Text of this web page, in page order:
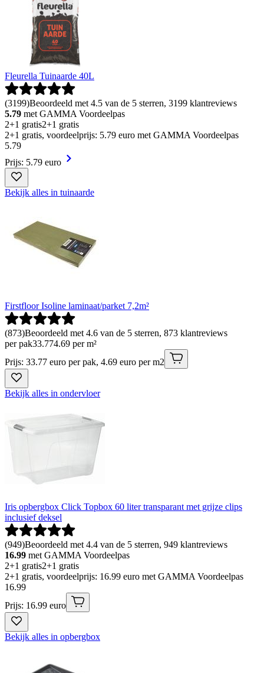
Fleurella Tuinaarde 40L
(3199)Beoordeeld met 4.5 van de 5 sterren, 3199 klantreviews
5.79 met GAMMA Voordeelpas
2+1 gratis2+1 gratis
2+1 gratis, voordeelprijs: 5.79 euro met GAMMA Voordeelpas
5.79
Prijs: 5.79 euro
Bekijk alles in tuinaarde
Firstfloor Isoline laminaat/parket 7,2m²
(873)Beoordeeld met 4.6 van de 5 sterren, 873 klantreviews
per pak33.774.69 per m²
Prijs: 33.77 euro per pak, 4.69 euro per m2
Bekijk alles in ondervloer
Iris opbergbox Click Topbox 60 liter transparant met grijze clips
inclusief deksel
(949)Beoordeeld met 4.4 van de 5 sterren, 949 klantreviews
16.99 met GAMMA Voordeelpas
2+1 gratis2+1 gratis
2+1 gratis, voordeelprijs: 16.99 euro met GAMMA Voordeelpas
16.99
Prijs: 16.99 euro
Bekijk alles in opbergbox